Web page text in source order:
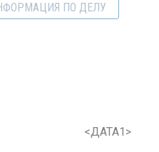
ПО ДЕЛУ
<ДАТА1>